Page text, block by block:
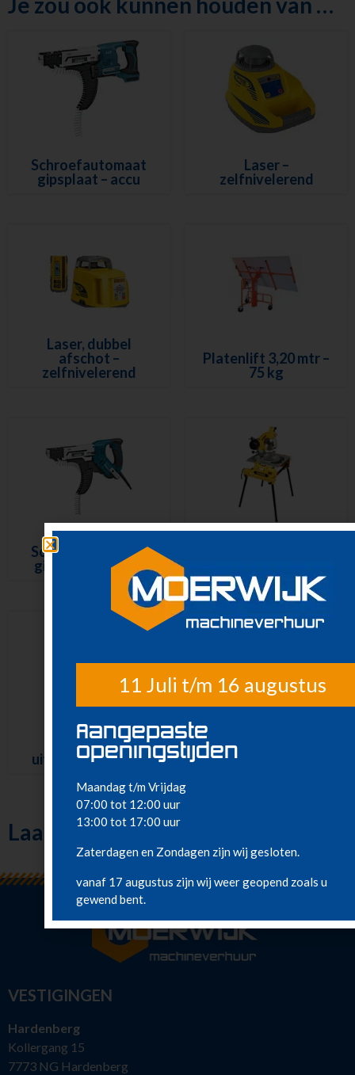
Nieuw in ons
assortiment
Meest gehuurd
Schroefautomaat
gipsplaat – accu
Laser –
zelfnivelerend
Laser, dubbel
afschot –
zelfnivelerend
Platenlift 3,20 mtr –
75 kg
Schroefautomaat
gipsplaat – 230 V
Afkortzaag
uittrekrail – 230 V
Laatst bekeken
VESTIGINGEN
Hardenberg
Kollergang 15
7773 NG Hardenberg
11 Juli t/m 16 augustus
Aangepaste
openingstijden
Maandag t/m Vrijdag
07:00 tot 12:00 uur
13:00 tot 17:00 uur
Zaterdagen en Zondagen zijn wij gesloten.
vanaf 17 augustus zijn wij weer geopend zoals u
gewend bent.